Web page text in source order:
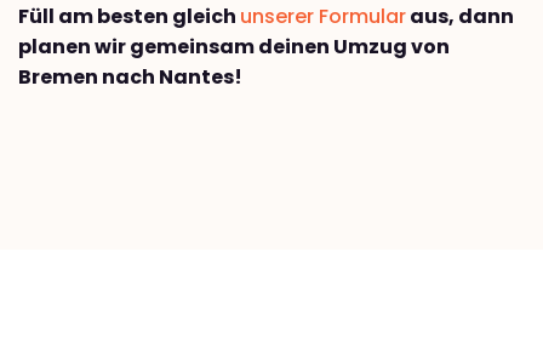
Füll am besten gleich unserer Formularaus, dann
planen wir gemeinsam deinen Umzug von
Bremen nach Nantes!